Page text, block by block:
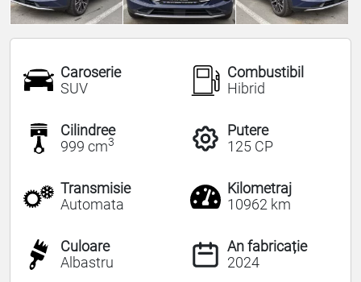
Caroserie
SUV
Combustibil
Hibrid
Cilindree
999 cm3
Putere
125 CP
Transmisie
Automata
Kilometraj
10962 km
Culoare
Albastru
An fabricație
2024